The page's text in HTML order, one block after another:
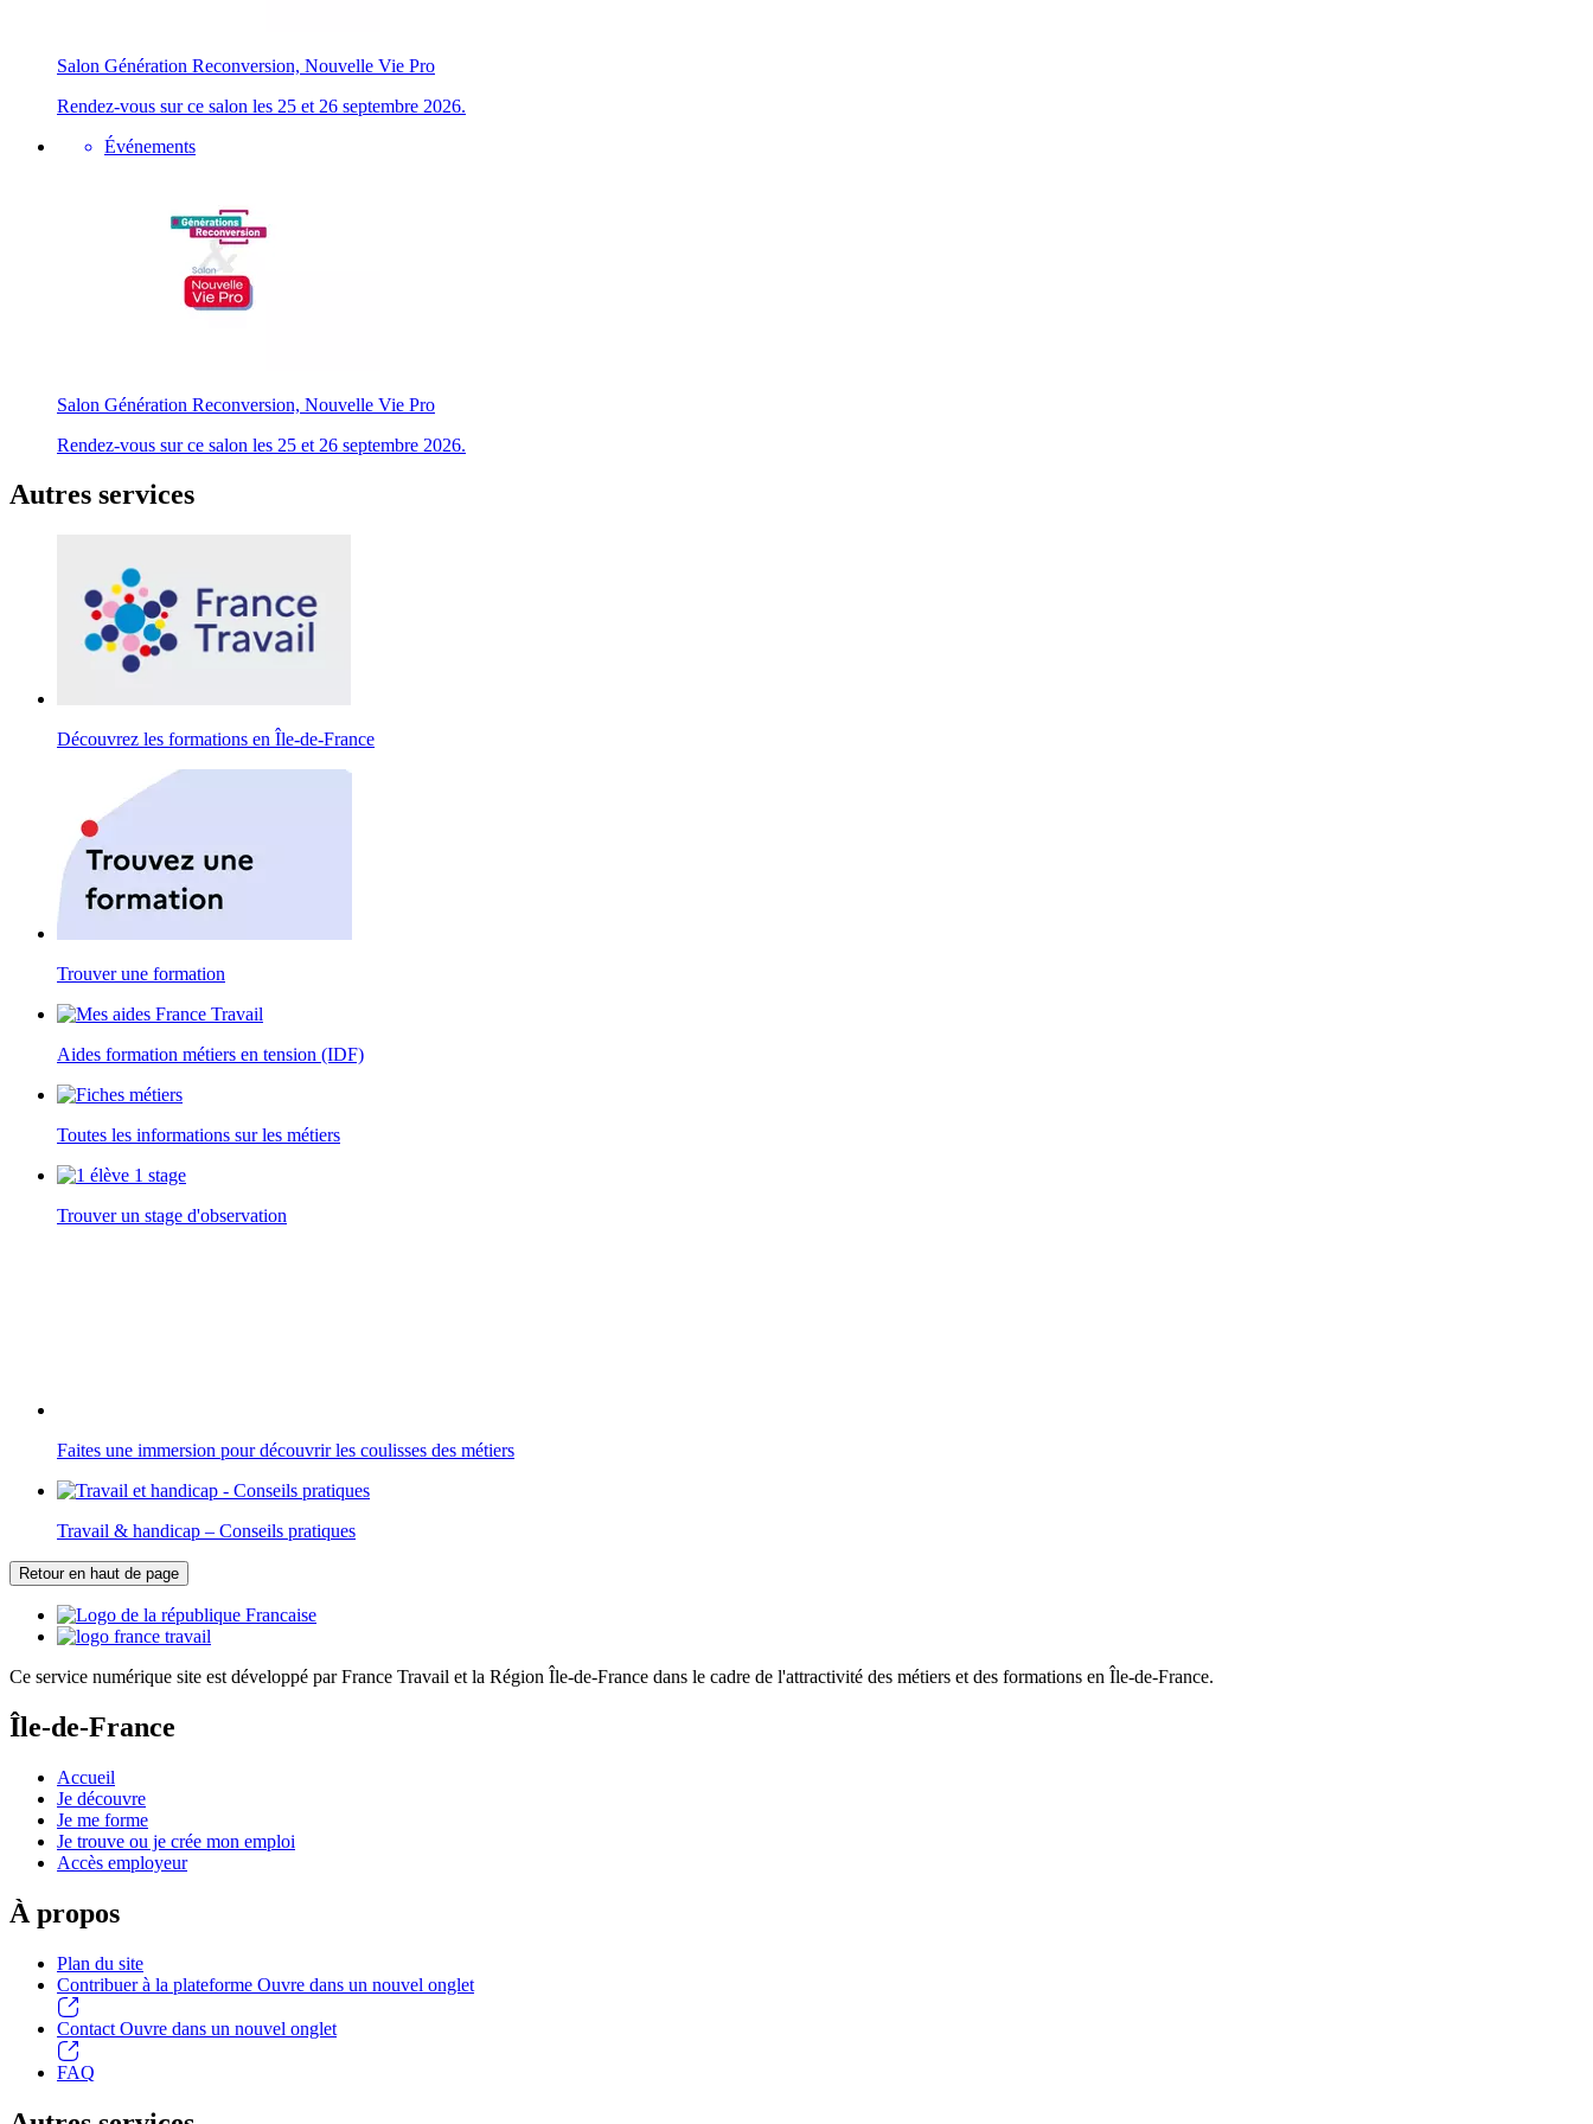
Salon Génération Reconversion, Nouvelle Vie Pro
Rendez-vous sur ce salon les 25 et 26 septembre 2026.
Événements
Salon Génération Reconversion, Nouvelle Vie Pro
Rendez-vous sur ce salon les 25 et 26 septembre 2026.
Autres services
Découvrez les formations en Île-de-France
Trouver une formation
Aides formation métiers en tension (IDF)
Toutes les informations sur les métiers
Trouver un stage d'observation
Faites une immersion pour découvrir les coulisses des métiers
Travail & handicap – Conseils pratiques
Retour en haut de page
Ce service numérique site est développé par France Travail et la Région Île-de-France dans le cadre de l'attractivité des métiers et des formations en Île-de-France.
Île-de-France
Accueil
Je découvre
Je me forme
Je trouve ou je crée mon emploi
Accès employeur
À propos
Plan du site
Contribuer à la plateforme Ouvre dans un nouvel onglet
Contact Ouvre dans un nouvel onglet
FAQ